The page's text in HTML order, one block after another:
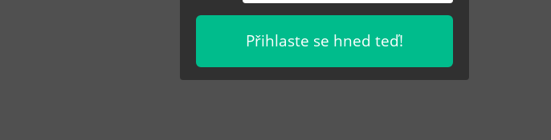
Přihlaste se hned teď!